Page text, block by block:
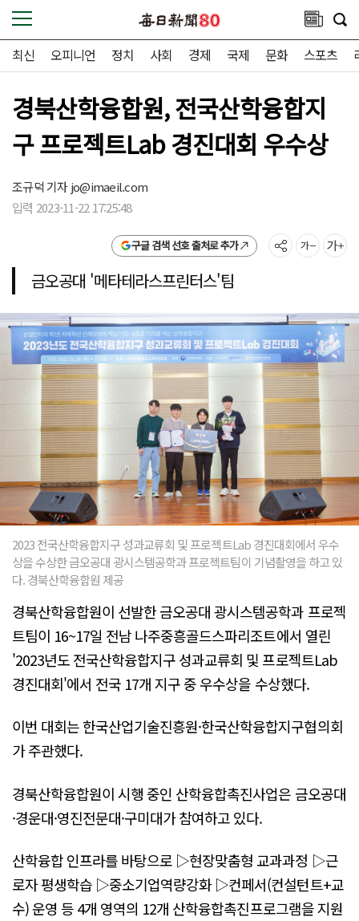
최신 오피니언 정치 사회 경제 국제 문화 스포츠
경북산학융합원, 전국산학융합지
구 프로젝트Lab 경진대회 우수상
조규덕 기자jo@imaeil.com
입력 2023-11-22 17:25:48
구글 검색 선호 출처로 추가
금오공대 '메타테라스프린터스'팀
2023 전국산학융합지구 성과교류회 및 프로젝트Lab 경진대회에서 우수
상을 수상한 금오공대 광시스템공학과 프로젝트팀이 기념촬영을 하고 있
다. 경북산학융합원 제공
경북산학융합원이 선발한 금오공대 광시스템공학과 프로젝
트팀이 16~17일 전남 나주중흥골드스파리조트에서 열린
'2023년도 전국산학융합지구 성과교류회 및 프로젝트Lab
경진대회'에서 전국 17개 지구 중 우수상을 수상했다.
이번 대회는 한국산업기술진흥원·한국산학융합지구협의회
가 주관했다.
경북산학융합원이 시행 중인 산학융합촉진사업은 금오공대
·경운대·영진전문대·구미대가 참여하고 있다.
산학융합 인프라를 바탕으로 ▷현장맞춤형 교과과정 ▷근
로자 평생학습 ▷중소기업역량강화 ▷컨페서(컨설턴트+교
수) 운영 등 4개 영역의 12개 산학융합촉진프로그램을 지원